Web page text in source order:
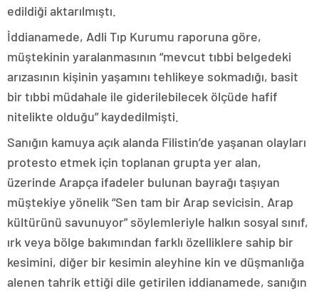
edildiği aktarılmıştı.
İddianamede, Adli Tıp Kurumu raporuna göre,
müştekinin yaralanmasının “mevcut tıbbi belgedeki
arızasının kişinin yaşamını tehlikeye sokmadığı, basit
bir tıbbi müdahale ile giderilebilecek ölçüde hafif
nitelikte olduğu” kaydedilmişti.
Sanığın kamuya açık alanda Filistin’de yaşanan olayları
protesto etmek için toplanan grupta yer alan,
üzerinde Arapça ifadeler bulunan bayrağı taşıyan
müştekiye yönelik “Sen tam bir Arap sevicisin. Arap
kültürünü savunuyor” söylemleriyle halkın sosyal sınıf,
ırk veya bölge bakımından farklı özelliklere sahip bir
kesimini, diğer bir kesimin aleyhine kin ve düşmanlığa
alenen tahrik ettiği dile getirilen iddianamede, sanığın